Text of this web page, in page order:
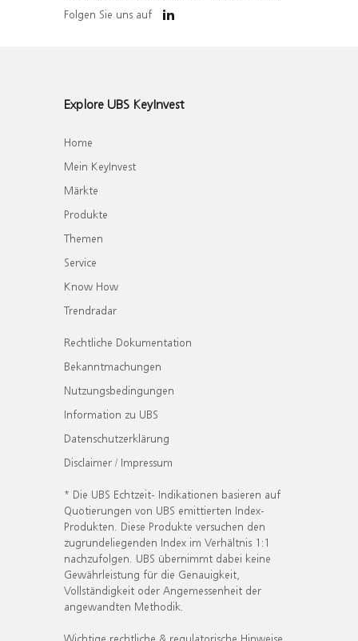
Folgen Sie uns auf
Explore UBS KeyInvest
Home
Mein KeyInvest
Märkte
Produkte
Themen
Service
Know How
Trendradar
Rechtliche Dokumentation
Bekanntmachungen
Nutzungsbedingungen
Information zu UBS
Datenschutzerklärung
Disclaimer / Impressum
* Die UBS Echtzeit- Indikationen basieren auf
Quotierungen von UBS emittierten Index-
Produkten. Diese Produkte versuchen den
zugrundeliegenden Index im Verhältnis 1:1
nachzufolgen. UBS übernimmt dabei keine
Gewährleistung für die Genauigkeit,
Vollständigkeit oder Angemessenheit der
angewandten Methodik.